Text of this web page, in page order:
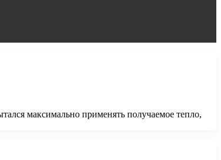
максимально применять получаемое тепло,